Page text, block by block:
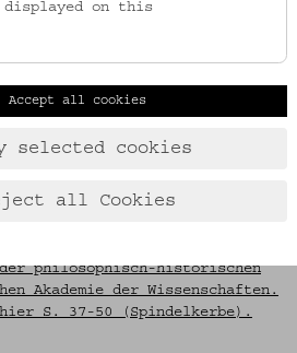
Schuchardt-Archiv:
Hugo Schuchardt vom
08-04935)
Ive an Hugo Schuchardt vom
11-04944)
Archiv:
Romanische Etymologieen II.
philosophisch-historischen
Akademie der Wissenschaften.
S. 37-50 (Spindelkerbe).
displayed on this
Accept all cookies
selected cookies
all Cookies